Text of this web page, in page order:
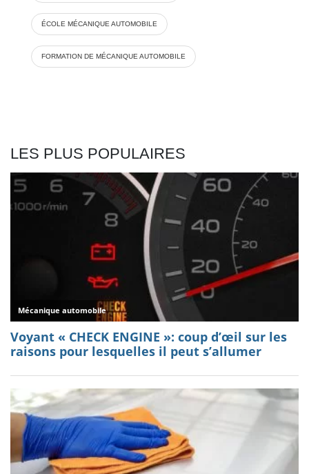
ÉCOLE MÉCANIQUE AUTOMOBILE
FORMATION DE MÉCANIQUE AUTOMOBILE
LES PLUS POPULAIRES